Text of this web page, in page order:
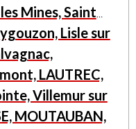
Mines, Saint
Lisle sur
LAUTREC,
Villemur sur
MOUTAUBAN,